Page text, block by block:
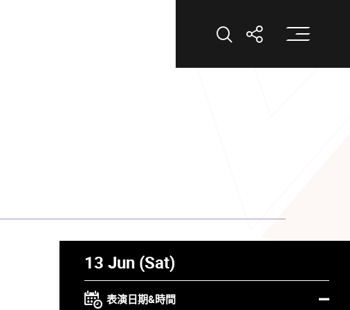
打開搜索打開分享打
13 Jun (Sat)
表演日期&時間